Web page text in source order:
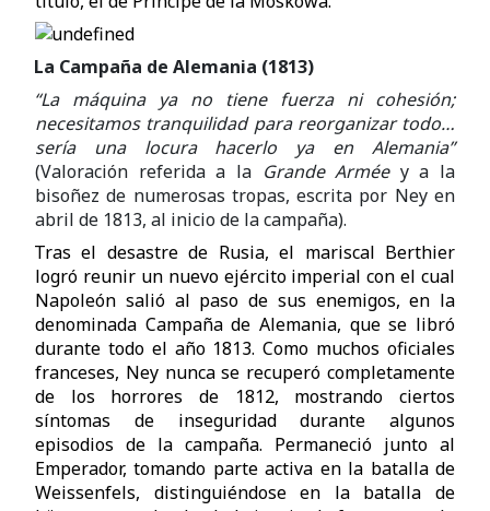
La Campaña de Alemania (1813)
“La máquina ya no tiene fuerza ni cohesión;
necesitamos tranquilidad para reorganizar todo…
sería una locura hacerlo ya en Alemania”
(Valoración referida a la Grande Arméey a la
bisoñez de numerosas tropas, escrita por Ney en
abril de 1813, al inicio de la campaña).
Tras el desastre de Rusia, el mariscal Berthier
logró reunir un nuevo ejército imperial con el cual
Napoleón salió al paso de sus enemigos, en la
denominada Campaña de Alemania, que se libró
durante todo el año 1813. Como muchos oficiales
franceses, Ney nunca se recuperó completamente
de los horrores de 1812, mostrando ciertos
síntomas de inseguridad durante algunos
episodios de la campaña. Permaneció junto al
Emperador, tomando parte activa en la batalla de
Weissenfels, distinguiéndose en la batalla de